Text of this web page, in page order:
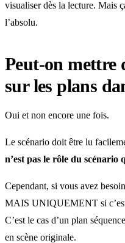
visualiser dès la lecture. Mais
l’absolu.
Peut-on mettre
sur les plans
Oui et non encore une fois.
Le scénario doit être lu
n’est pas le rôle du scénario
Cependant, si vous avez
MAIS UNIQUEMENT si c’est
C’est le cas d’un plan
en scène originale.